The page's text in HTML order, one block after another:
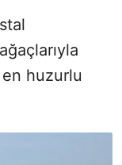
en huzurlu